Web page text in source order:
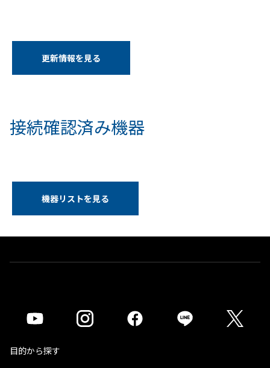
更新情報を見る
接続確認済み機器
機器リストを見る
目的から探す